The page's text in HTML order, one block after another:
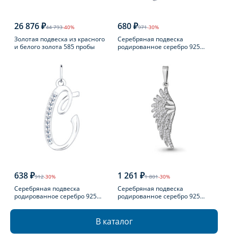
26 876 ₽44 793-40%
Золотая подвеска из красного
и белого золота 585 пробы
680 ₽971-30%
Серебряная подвеска
родированное серебро 925
638 ₽912-30%
Серебряная подвеска
родированное серебро 925
1 261 ₽1 801-30%
Серебряная подвеска
родированное серебро 925
В каталог